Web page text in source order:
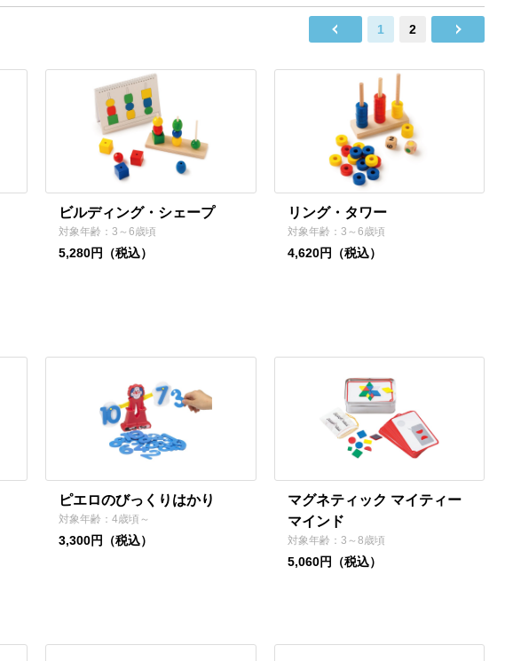
1 2
ビルディング・シェープ
対象年齢：3～6歳頃
5,280円（税込）
リング・タワー
対象年齢：3～6歳頃
4,620円（税込）
ピエロのびっくりはかり
対象年齢：4歳頃～
3,300円（税込）
マグネティック マイティー
マインド
対象年齢：3～8歳頃
5,060円（税込）